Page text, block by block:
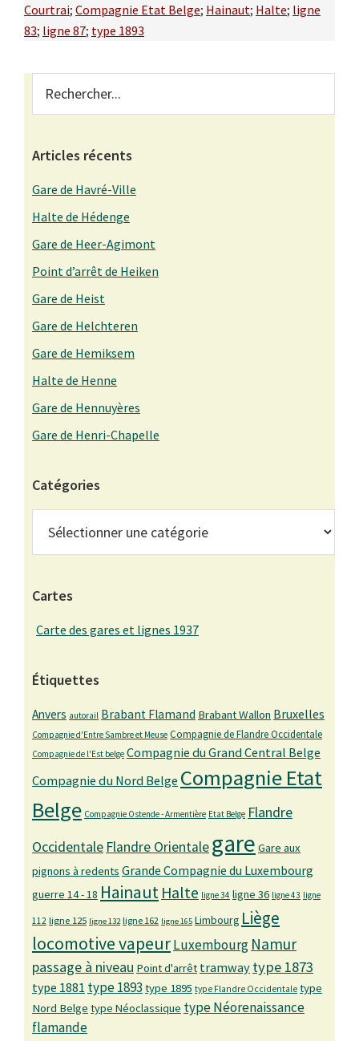
Courtrai; Compagnie Etat Belge; Hainaut; Halte; ligne
83; ligne 87; type 1893
Primary
Sidebar
Articles récents
Gare de Havré-Ville
Halte de Hédenge
Gare de Heer-Agimont
Point d’arrêt de Heiken
Gare de Heist
Gare de Helchteren
Gare de Hemiksem
Halte de Henne
Gare de Hennuyères
Gare de Henri-Chapelle
Catégories
Cartes
Carte des gares et lignes 1937
Étiquettes
Anvers autorail Brabant Flamand Brabant Wallon Bruxelles
Compagnie d'Entre Sambre et Meuse Compagnie de Flandre Occidentale
Compagnie de l'Est belge Compagnie du Grand Central Belge
Compagnie du Nord Belge Compagnie Etat
Belge Compagnie Ostende - Armentière Etat Belge Flandre
Occidentale Flandre Orientalegare Gare aux
pignons à redents Grande Compagnie du Luxembourg
guerre 14 - 18 Hainaut Halte ligne 34 ligne 36 ligne 43 ligne
112 ligne 125 ligne 132 ligne 162 ligne 165 Limbourg Liège
locomotive vapeurLuxembourg Namur
passage à niveau Point d'arrêt tramway type 1873
type 1881 type 1893 type 1895 type Flandre Occidentale type
Nord Belge type Néoclassique type Néorenaissance
flamande